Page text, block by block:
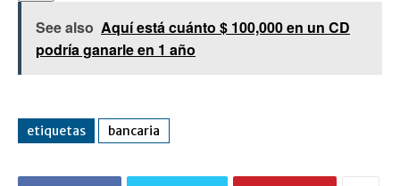
See also Aquí está cuánto $ 100,000 en un CD
podría ganarle en 1 año
etiquetas bancaria